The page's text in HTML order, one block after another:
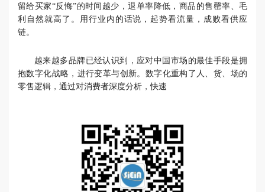
留给买家“反悔”的时间越少，退单率降低，商品的售罄率、毛
利自然就高了。用行业内的话说，起势看流量，成败看供应
链。
越来越多品牌已经认识到，应对中国市场的最佳手段是拥
抱数字化战略，进行变革与创新。数字化重构了人、货、场的
零售逻辑，通过对消费者深度分析，快速